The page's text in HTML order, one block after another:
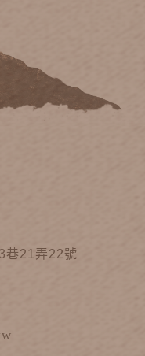
巷21弄22號